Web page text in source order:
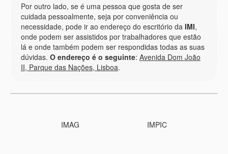
Por outro lado, se é uma pessoa que gosta de ser
cuidada pessoalmente, seja por conveniência ou
necessidade, pode ir ao endereço do escritório da IMI,
onde podem ser assistidos por trabalhadores que estão
lá e onde também podem ser respondidas todas as suas
dúvidas. O endereço é o seguinte: Avenida Dom João
II, Parque das Nações, Lisboa.
IMAG IMPIC